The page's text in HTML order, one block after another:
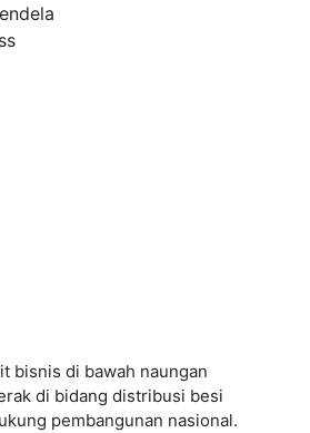
bisnis di bawah naungan
di bidang distribusi besi
pembangunan nasional.